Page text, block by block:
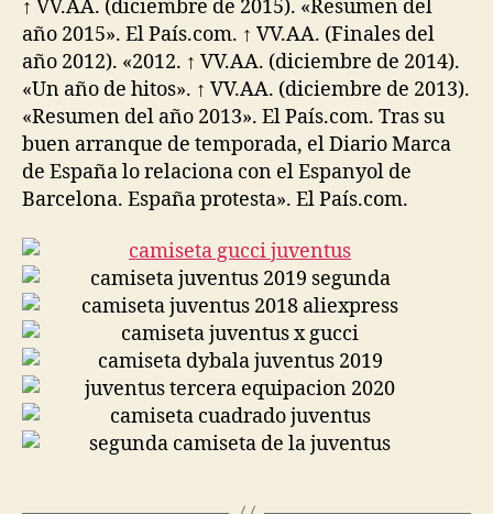
↑ VV.AA. (diciembre de 2015). «Resumen del
año 2015». El País.com. ↑ VV.AA. (Finales del
año 2012). «2012. ↑ VV.AA. (diciembre de 2014).
«Un año de hitos». ↑ VV.AA. (diciembre de 2013).
«Resumen del año 2013». El País.com. Tras su
buen arranque de temporada, el Diario Marca
de España lo relaciona con el Espanyol de
Barcelona. España protesta». El País.com.